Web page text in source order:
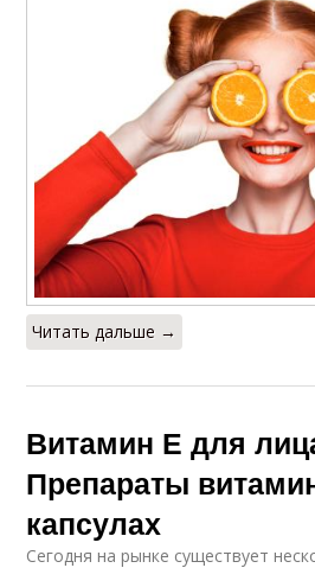
Читать дальше →
Витамин Е для
Препараты
капсулах
Сегодня на рынке существует